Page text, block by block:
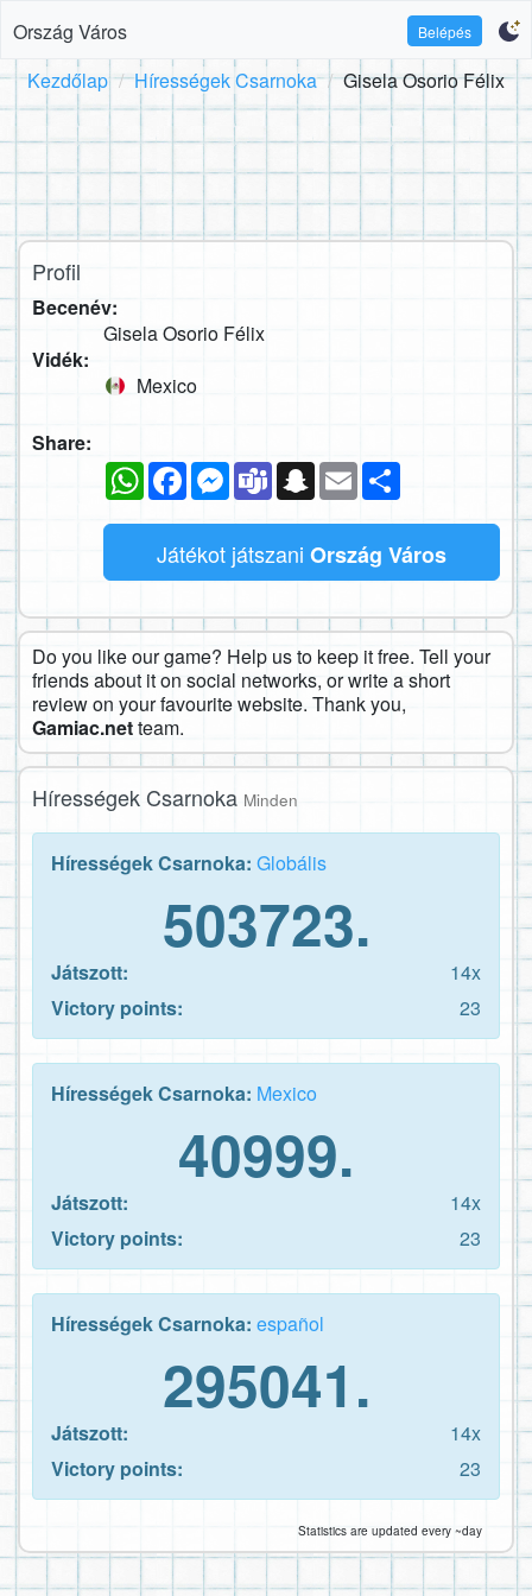
Ország Város Belépés
Kezdőlap Hírességek Csarnoka Gisela Osorio Félix
Profil
Becenév:
Gisela Osorio Félix
Vidék:
Mexico
Share:
WhatsAppFacebookMessenger
TeamsSnapchat
Email
Játékot játszani Ország Város
Do you like our game? Help us to keep it free. Tell your
friends about it on social networks, or write a short
review on your favourite website. Thank you,
Gamiac.netteam.
Hírességek Csarnoka Minden
Hírességek Csarnoka: Globális
503723.
Játszott:
14x
Victory points:
23
Hírességek Csarnoka: Mexico
40999.
Játszott:
14x
Victory points:
23
Hírességek Csarnoka: español
295041.
Játszott:
14x
Victory points:
23
Statistics are updated every ~day